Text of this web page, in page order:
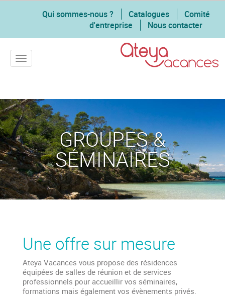
Qui sommes-nous ? Catalogues
Comité
d'entreprise
Nous contacter
Toggle navigation
GROUPES &
SÉMINAIRES
Une offre sur mesure
Ateya Vacances vous propose des résidences
équipées de salles de réunion et de services
professionnels pour accueillir vos séminaires,
formations mais également vos évènements privés.